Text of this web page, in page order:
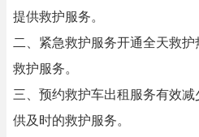
提供救护服务。
二、紧急救护服务开通全天救
救护服务。
三、预约救护车出租服务有效
供及时的救护服务。